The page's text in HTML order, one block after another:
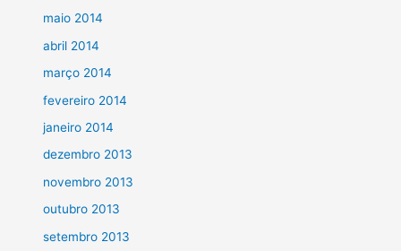
maio 2014
abril 2014
março 2014
fevereiro 2014
janeiro 2014
dezembro 2013
novembro 2013
outubro 2013
setembro 2013